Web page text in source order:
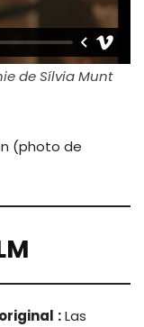
de Sílvia Munt
(photo de
:Las